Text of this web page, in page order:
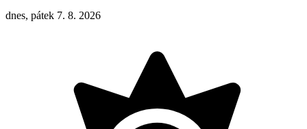
dnes, pátek 7. 8. 2026